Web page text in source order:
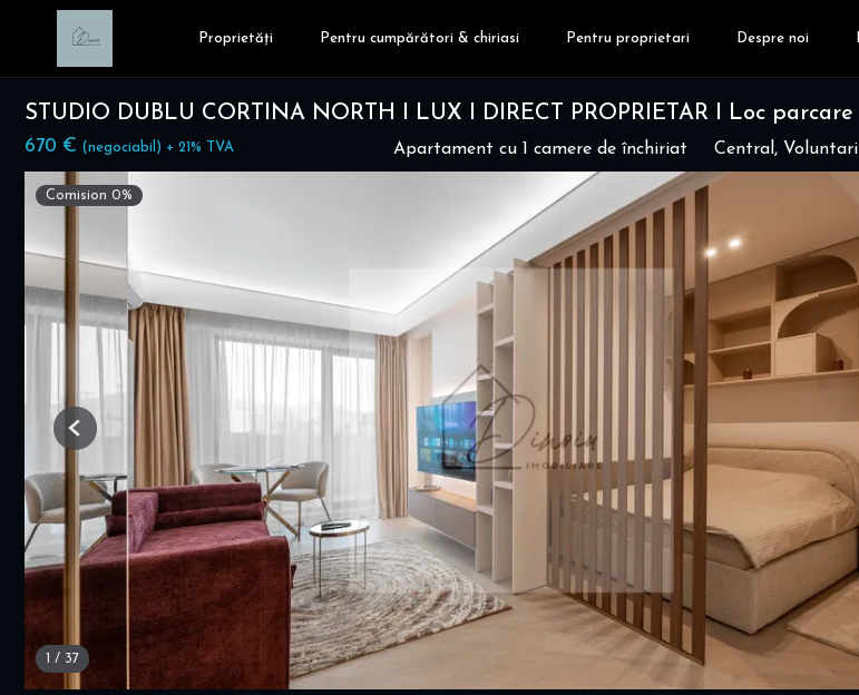
Proprietăți Pentru cumpărători & chiriasi Pentru proprietari Despre noi
STUDIO DUBLU CORTINA NORTH I LUX I DIRECT PROPRIETAR I Loc parcare
670 € (negociabil) + 21% TVA Apartament cu 1 camere de închiriat Central, Voluntari
Comision 0%
1 / 37
Previous